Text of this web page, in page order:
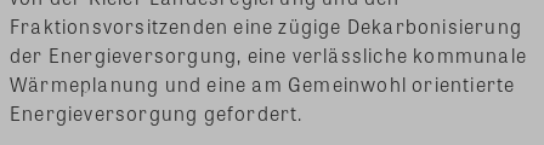
Fraktionsvorsitzenden eine zügige Dekarbonisierung
der Energieversorgung, eine verlässliche kommunale
Wärmeplanung und eine am Gemeinwohl orientierte
Energieversorgung gefordert.